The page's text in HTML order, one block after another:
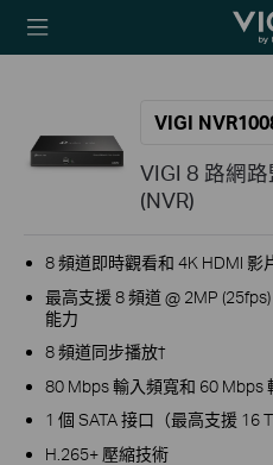
TP-Link,
VIGI
VIGI 8 路網
(NVR)
8 頻道即時觀看和 4K HDMI 影
最高支援 8 頻道 @ 2MP
能力
8 頻道同步播放†
80 Mbps 輸入頻寬和 60 Mbps
1 個 SATA 接口（最高支援 16
H.265+ 壓縮技術